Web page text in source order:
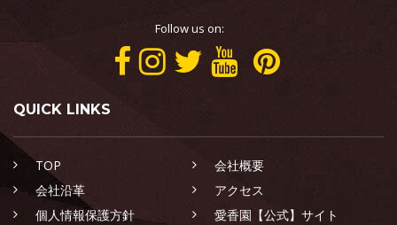
Follow us on:
QUICK LINKS
TOP
会社概要
会社沿革
アクセス
個人情報保護方針
愛香園【公式】サイト